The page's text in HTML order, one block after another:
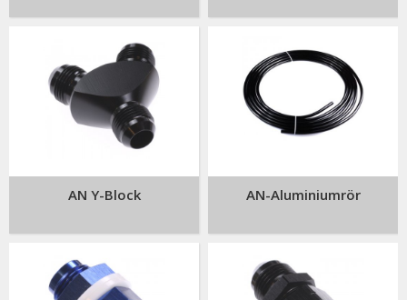
AN Y-Block AN-Aluminiumrör